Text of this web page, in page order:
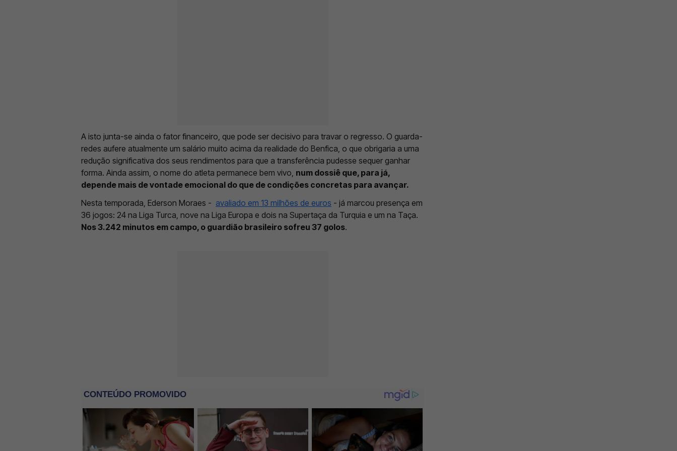
A isto junta-se ainda o fator financeiro, que pode ser decisivo para travar o regresso. O guarda-
redes aufere atualmente um salário muito acima da realidade do Benfica, o que obrigaria a uma
redução significativa dos seus rendimentos para que a transferência pudesse sequer ganhar
forma. Ainda assim, o nome do atleta permanece bem vivo, num dossiê que, para já,
depende mais de vontade emocional do que de condições concretas para avançar.
Nesta temporada, Ederson Moraes - avaliado em 13 milhões de euros - já marcou presença em
36 jogos: 24 na Liga Turca, nove na Liga Europa e dois na Supertaça da Turquia e um na Taça.
Nos 3.242 minutos em campo, o guardião brasileiro sofreu 37 golos.